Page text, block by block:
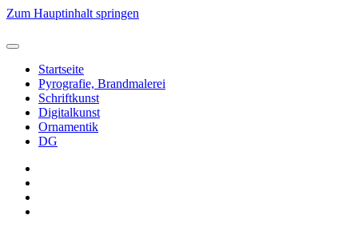
Zum Hauptinhalt springen
Startseite
Pyrografie, Brandmalerei
Schriftkunst
Digitalkunst
Ornamentik
DG